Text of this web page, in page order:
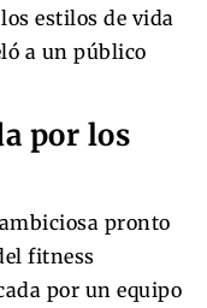
estilos de vida
a un público
por los
pronto
fitness
por un equipo